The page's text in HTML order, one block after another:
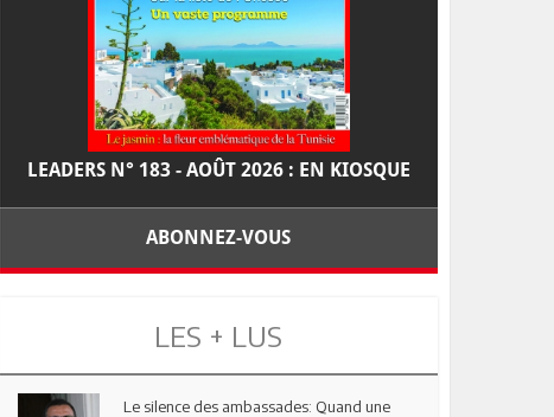
LEADERS N° 183 - AOÛT 2026 : EN KIOSQUE
ABONNEZ-VOUS
LES + LUS
Le silence des ambassades: Quand une